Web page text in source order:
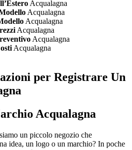
Acqualagna
Acqualagna
Acqualagna
Acqualagna
Acqualagna
Acqualagna
per Registrare Un
Acqualagna
un piccolo negozio che
idea, un logo o un marchio? In poche